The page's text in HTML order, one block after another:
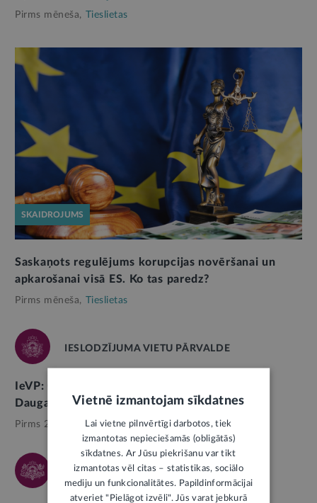
Pirms mēneša, Tieslietas
SKAIDROJUMS
Saskaņots regulējums korupcijas novēršanai un
apkarošanai visā ES. Ko tas paredz?
Pirms mēneša, Tieslietas
IESLODZĪJUMA VIETU PĀRVALDE
IeVP: Grīvas nodaļas slēgšana nenozīmē 400
Daugavgrīvas cietuma darbinieku atlaišanu
Pirms 2 nedēļām, Tieslietas
TIESLIETU MINISTRIJA
Vietnē izmantojam sīkdatnes
Lai vietne pilnvērtīgi darbotos, tiek
izmantotas nepieciešamās (obligātās)
sīkdatnes. Ar Jūsu piekrišanu var tikt
izmantotas vēl citas – statistikas, sociālo
mediju un funkcionalitātes. Papildinformācijai
atveriet "Pielāgot izvēli". Jūs varat jebkurā